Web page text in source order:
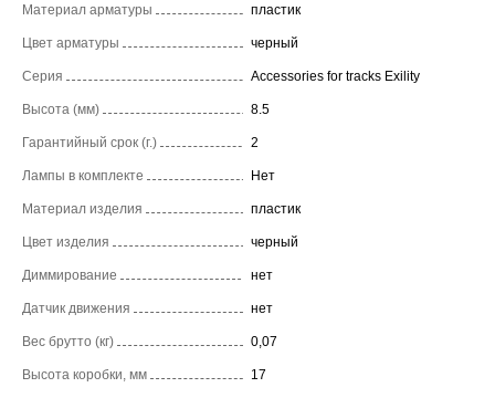
Материал арматуры пластик
Цвет арматуры черный
Серия Accessories for tracks Exility
Высота (мм) 8.5
Гарантийный срок (г.) 2
Лампы в комплекте Нет
Материал изделия пластик
Цвет изделия черный
Диммирование нет
Датчик движения нет
Вес брутто (кг) 0,07
Высота коробки, мм 17